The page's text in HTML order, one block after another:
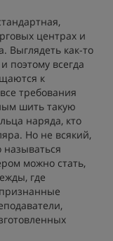
центрах и
Выглядеть как-то
поэтому всегда
к
требования
шить такую
наряда, кто
Но не всякий,
можно стать,
где